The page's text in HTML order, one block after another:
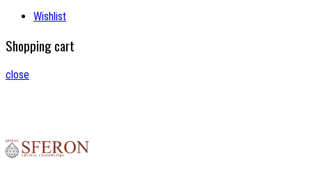
Wishlist
Shopping cart
close